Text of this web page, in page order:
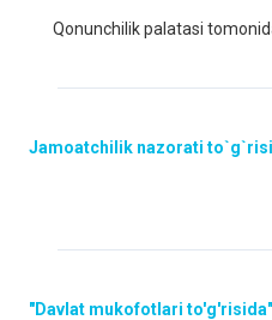
Qonunchilik palatasi
Jamoatchilik nazorati
"Davlat mukofotlari